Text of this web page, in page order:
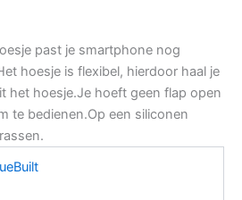
past je smartphone nog
hoesje is flexibel, hierdoor haal je
het hoesje.Je hoeft geen flap open
te bedienen.Op een siliconen